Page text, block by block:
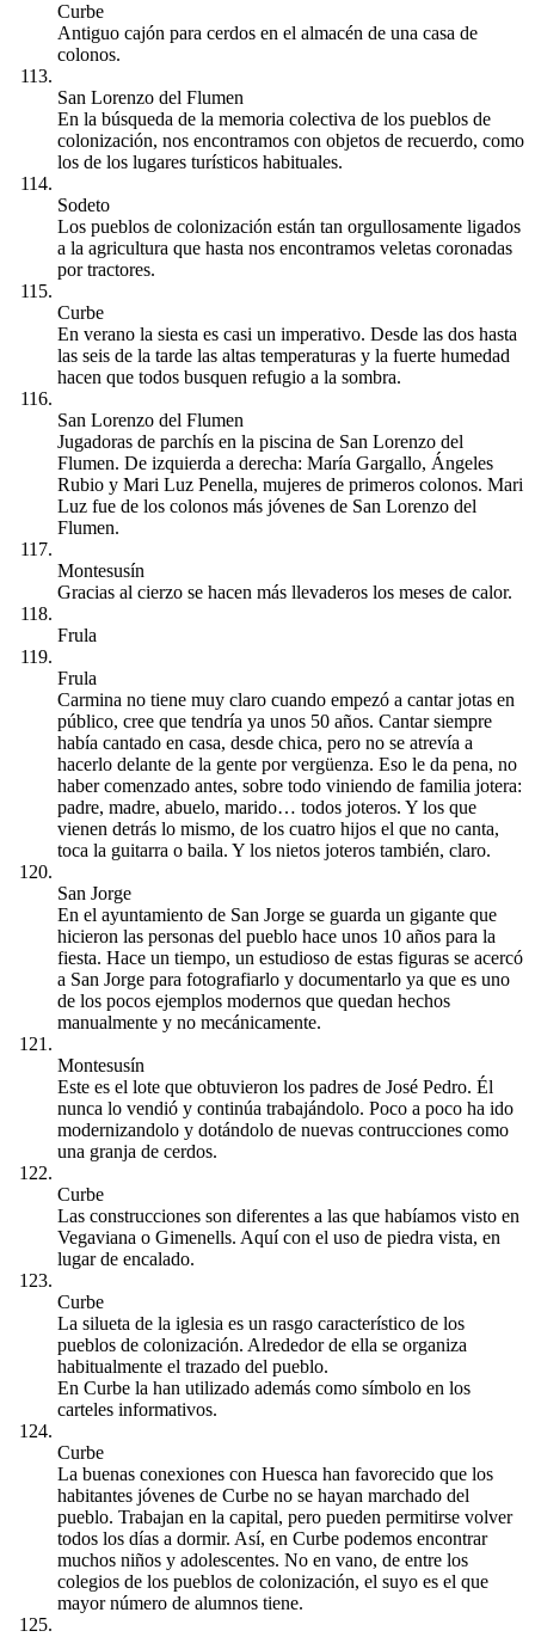
Curbe
Antiguo cajón para cerdos en el almacén de una casa de
colonos.
San Lorenzo del Flumen
En la búsqueda de la memoria colectiva de los pueblos de
colonización, nos encontramos con objetos de recuerdo, como
los de los lugares turísticos habituales.
Sodeto
Los pueblos de colonización están tan orgullosamente ligados
a la agricultura que hasta nos encontramos veletas coronadas
por tractores.
Curbe
En verano la siesta es casi un imperativo. Desde las dos hasta
las seis de la tarde las altas temperaturas y la fuerte humedad
hacen que todos busquen refugio a la sombra.
San Lorenzo del Flumen
Jugadoras de parchís en la piscina de San Lorenzo del
Flumen. De izquierda a derecha: María Gargallo, Ángeles
Rubio y Mari Luz Penella, mujeres de primeros colonos. Mari
Luz fue de los colonos más jóvenes de San Lorenzo del
Flumen.
Montesusín
Gracias al cierzo se hacen más llevaderos los meses de calor.
Frula
Frula
Carmina no tiene muy claro cuando empezó a cantar jotas en
público, cree que tendría ya unos 50 años. Cantar siempre
había cantado en casa, desde chica, pero no se atrevía a
hacerlo delante de la gente por vergüenza. Eso le da pena, no
haber comenzado antes, sobre todo viniendo de familia jotera:
padre, madre, abuelo, marido… todos joteros. Y los que
vienen detrás lo mismo, de los cuatro hijos el que no canta,
toca la guitarra o baila. Y los nietos joteros también, claro.
San Jorge
En el ayuntamiento de San Jorge se guarda un gigante que
hicieron las personas del pueblo hace unos 10 años para la
fiesta. Hace un tiempo, un estudioso de estas figuras se acercó
a San Jorge para fotografiarlo y documentarlo ya que es uno
de los pocos ejemplos modernos que quedan hechos
manualmente y no mecánicamente.
Montesusín
Este es el lote que obtuvieron los padres de José Pedro. Él
nunca lo vendió y continúa trabajándolo. Poco a poco ha ido
modernizandolo y dotándolo de nuevas contrucciones como
una granja de cerdos.
Curbe
Las construcciones son diferentes a las que habíamos visto en
Vegaviana o Gimenells. Aquí con el uso de piedra vista, en
lugar de encalado.
Curbe
La silueta de la iglesia es un rasgo característico de los
pueblos de colonización. Alrededor de ella se organiza
habitualmente el trazado del pueblo.
En Curbe la han utilizado además como símbolo en los
carteles informativos.
Curbe
La buenas conexiones con Huesca han favorecido que los
habitantes jóvenes de Curbe no se hayan marchado del
pueblo. Trabajan en la capital, pero pueden permitirse volver
todos los días a dormir. Así, en Curbe podemos encontrar
muchos niños y adolescentes. No en vano, de entre los
colegios de los pueblos de colonización, el suyo es el que
mayor número de alumnos tiene.